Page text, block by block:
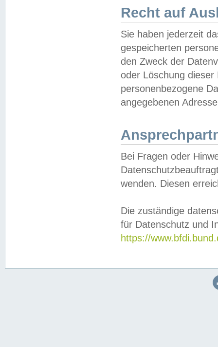
Recht auf
Sie haben jederzeit
gespeicherten
den Zweck der
oder Löschung
personenbezogene
angegebenen
Bei Fragen oder
wenden. Diesen
Die zuständige
für Datenschutz und
https://